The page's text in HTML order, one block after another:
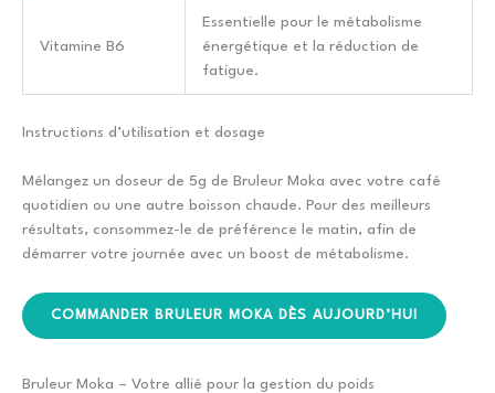
Vitamine B6
Essentielle pour le métabolisme
énergétique et la réduction de
fatigue.
Instructions d’utilisation et dosage
Mélangez un doseur de 5g de Bruleur Moka avec votre café
quotidien ou une autre boisson chaude. Pour des meilleurs
résultats, consommez-le de préférence le matin, afin de
démarrer votre journée avec un boost de métabolisme.
COMMANDER BRULEUR MOKA DÈS AUJOURD’HUI
Bruleur Moka – Votre allié pour la gestion du poids